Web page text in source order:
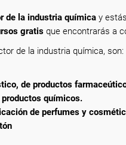
de la industria química y
gratis que encontrarás a
de la industria química, son:
de productos
químicos.
de perfumes y